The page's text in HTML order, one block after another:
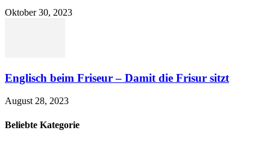
Oktober 30, 2023
Englisch beim Friseur – Damit die Frisur sitzt
August 28, 2023
Beliebte Kategorie